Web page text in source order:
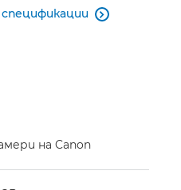

на Canon